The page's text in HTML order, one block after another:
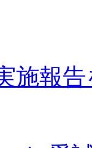
施報